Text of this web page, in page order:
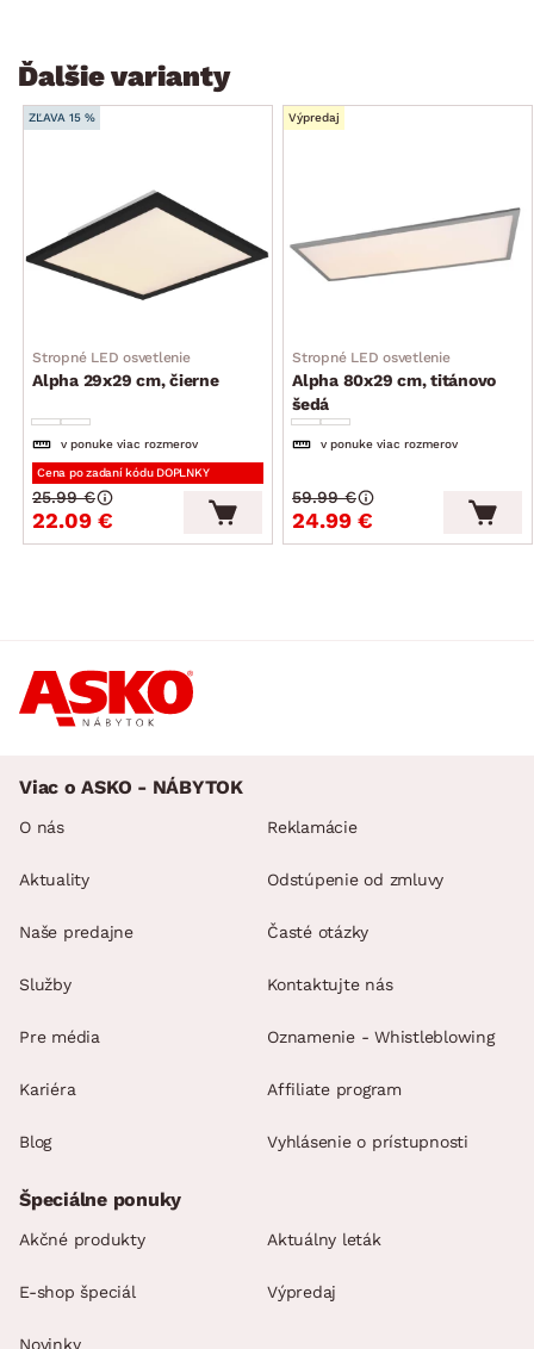
stupeň krytia IP: IP20
druh osvetlenia: stropný
Ďalšie varianty
ZĽAVA 15 %
Stropné LED osvetlenie
Alpha 29x29 cm, čierne
v ponuke viac rozmerov
Cena po zadaní kódu DOPLNKY
22.09 €
25.99 €
Výpredaj
Stropné LED osvetlenie
Alpha 80x29 cm, titánovo
šedá
v ponuke viac rozmerov
24.99 €
59.99 €
Viac o ASKO - NÁBYTOK
O nás
Aktuality
Naše predajne
Služby
Pre média
Kariéra
Blog
Reklamácie
Odstúpenie od zmluvy
Časté otázky
Kontaktujte nás
Oznamenie - Whistleblowing
Affiliate program
Vyhlásenie o prístupnosti
Špeciálne ponuky
Akčné produkty Aktuálny leták
E-shop špeciál Výpredaj
Novinky